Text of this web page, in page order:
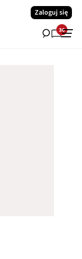
Zaloguj się
36